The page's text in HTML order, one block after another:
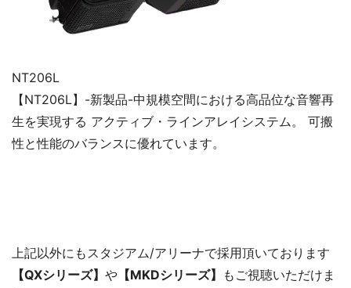
NT206L
【NT206L】-新製品-中規模空間における高品位な音響再
生を実現する アクティブ・ラインアレイシステム。 可搬
性と性能のバランスに優れています。
上記以外にもスタジアム/アリーナで採用頂いております
【QXシリーズ】 や 【MKDシリーズ】
もご視聴いただけま